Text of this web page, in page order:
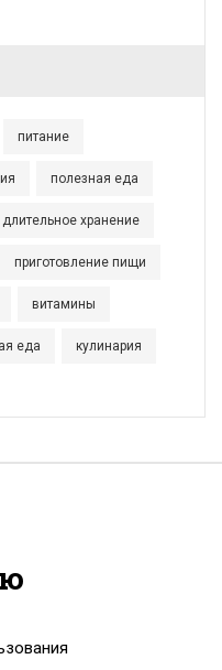
питание
полезная еда
длительное хранение
приготовление пищи
витамины
еда кулинария